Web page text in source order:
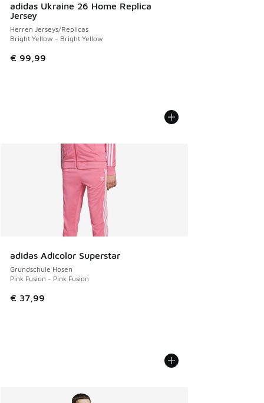
adidas Ukraine 26 Home Replica
Jersey
Herren Jerseys/Replicas
Bright Yellow - Bright Yellow
€ 99,99
adidas Adicolor Superstar
Grundschule Hosen
Pink Fusion - Pink Fusion
€ 37,99